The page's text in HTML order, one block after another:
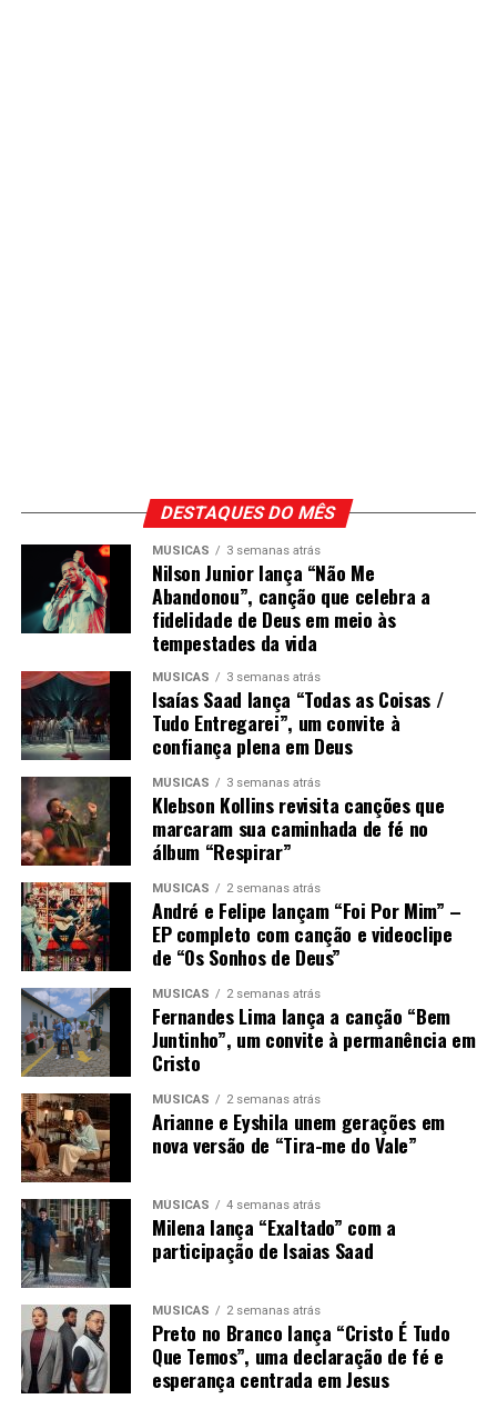
DESTAQUES DO MÊS
MÚSICAS 3 semanas atrás
Nilson Junior lança “Não Me
Abandonou”, canção que celebra a
fidelidade de Deus em meio às
tempestades da vida
MÚSICAS 3 semanas atrás
Isaías Saad lança “Todas as Coisas /
Tudo Entregarei”, um convite à
confiança plena em Deus
MÚSICAS 3 semanas atrás
Klebson Kollins revisita canções que
marcaram sua caminhada de fé no
álbum “Respirar”
MÚSICAS 2 semanas atrás
André e Felipe lançam “Foi Por Mim” –
EP completo com canção e videoclipe
de “Os Sonhos de Deus”
MÚSICAS 2 semanas atrás
Fernandes Lima lança a canção “Bem
Juntinho”, um convite à permanência em
Cristo
MÚSICAS 2 semanas atrás
Arianne e Eyshila unem gerações em
nova versão de “Tira-me do Vale”
MÚSICAS 4 semanas atrás
Milena lança “Exaltado” com a
participação de Isaias Saad
MÚSICAS 2 semanas atrás
Preto no Branco lança “Cristo É Tudo
Que Temos”, uma declaração de fé e
esperança centrada em Jesus